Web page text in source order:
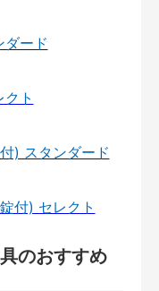
ダード
ト
) スタンダード
付) セレクト
のおすすめ